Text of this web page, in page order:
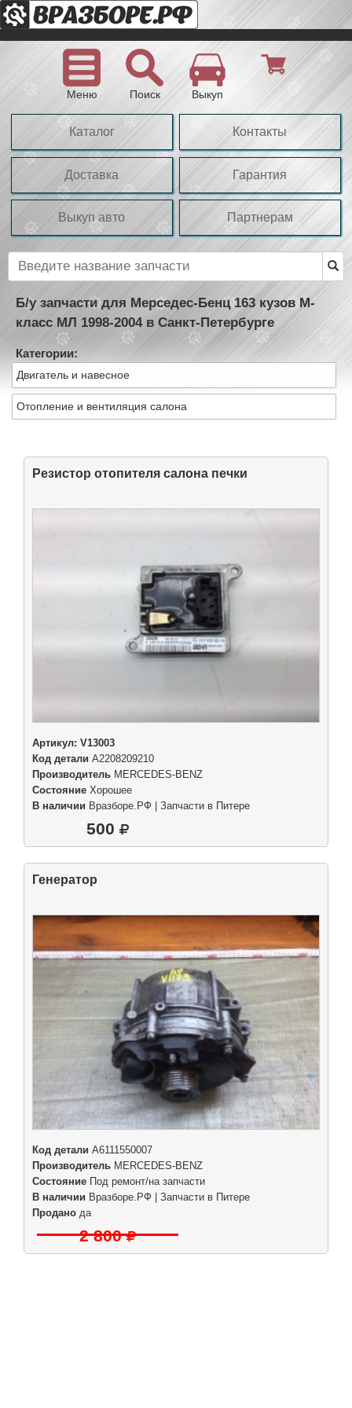
Меню Поиск Выкуп
Каталог Контакты
Доставка Гарантия
Выкуп авто Партнерам
Б/у запчасти для Мерседес-Бенц 163 кузов М-
класс МЛ 1998-2004 в Санкт-Петербурге
Категории:
Двигатель и навесное
Отопление и вентиляция салона
Резистор отопителя салона печки
Артикул: V13003
Код детали A2208209210
Производитель MERCEDES-BENZ
Состояние Хорошее
В наличии Вразборе.РФ | Запчасти в Питере
500
Генератор
Код детали A6111550007
Производитель MERCEDES-BENZ
Состояние Под ремонт/на запчасти
В наличии Вразборе.РФ | Запчасти в Питере
Продано да
2 800